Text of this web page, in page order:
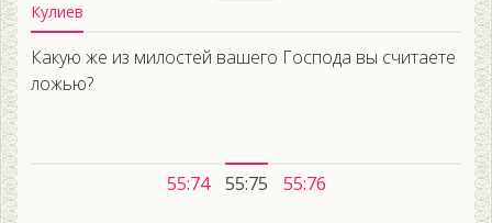
Кулиев
Какую же из милостей вашего Господа вы считаете
ложью?
55:74 55:75 55:76